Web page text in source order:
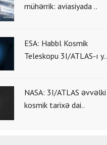
mühərrik: aviasiyada ..
ESA: Habbl Kosmik
Teleskopu 3I/ATLAS-ı y..
NASA: 3I/ATLAS əvvəlki
kosmik tarixə dai..